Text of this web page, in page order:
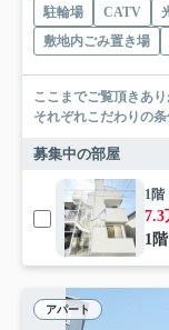
駐輪場 CATV
敷地内ごみ置き場
ここまでご覧頂きありがとうござい
それぞれこだわりの
募集中の部屋
1階
7.3
1
アパート